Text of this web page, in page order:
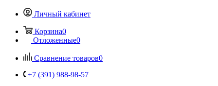
Личный кабинет
Корзина0
Отложенные0
Сравнение товаров0
+7 (391) 988-98-57